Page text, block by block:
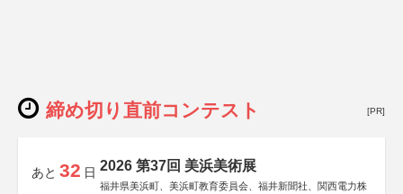
締め切り直前コンテスト [PR]
あと 32 日 2026 第37回 美浜美術展
福井県美浜町、美浜町教育委員会、福井新聞社、関西電力株